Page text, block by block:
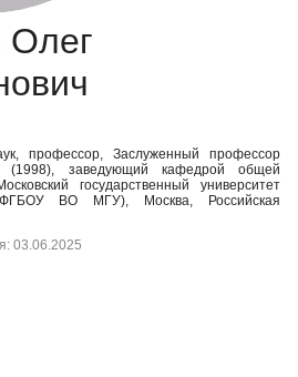
Олег
профессор, Заслуженный профессор
(1998), заведующий кафедрой общей
государственный университет
ВО МГУ), Москва, Российская
03.06.2025